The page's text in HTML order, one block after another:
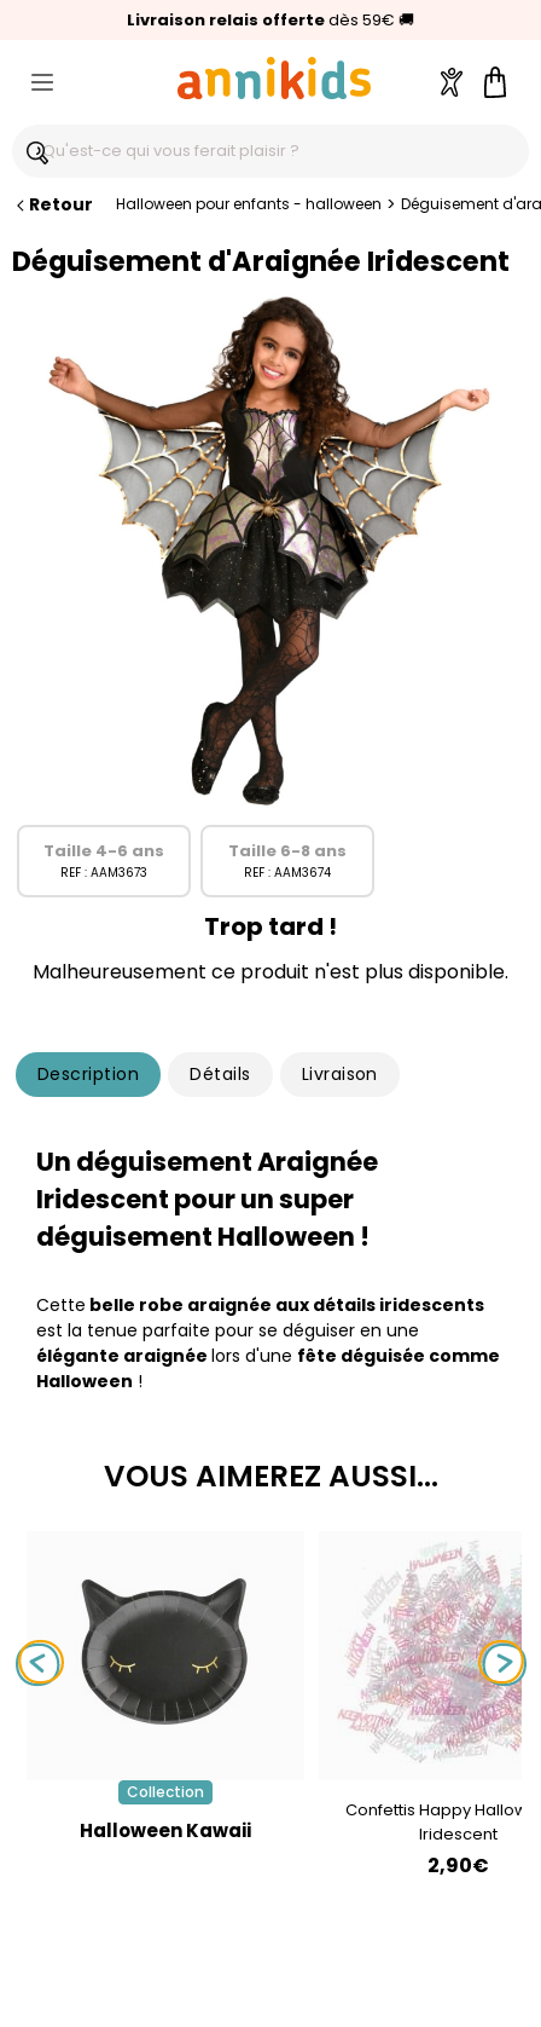
Livraison relais offertedès 59€ 🚚
🥇Palmarès Capital 2025 :Annikids N°1
⭐⭐⭐⭐⭐4,6/5(24 000 avis clients)
Compte
Retour Halloween pour enfants - halloween > Déguisement
Déguisement d'Araignée Iridescent
Taille 4-6 ans
REF : AAM3673
Taille 6-8 ans
REF : AAM3674
Trop tard !
Malheureusement ce produit n'est plus disponible.
Description Détails Livraison
Un déguisement Araignée
Iridescent pour un super
déguisement Halloween !
Cette belle robe araignée aux détails iridescents
est la tenue parfaite pour se déguiser en une
élégante araignée lors d'une fête déguisée comme
Halloween !
VOUS AIMEREZ AUSSI...
Collection
Halloween Kawaii
Confettis Happy
Iridescent
2,90€